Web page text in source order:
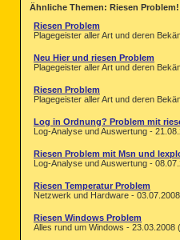
Ähnliche Themen: Riesen
Riesen Problem
Plagegeister aller Art und deren
Neu Hier und riesen Problem
Plagegeister aller Art und deren
Riesen Problem
Plagegeister aller Art und deren
Log in Ordnung? Problem mit
Log-Analyse und Auswertung -
Riesen Problem mit Msn und
Log-Analyse und Auswertung -
Riesen Temperatur Problem
Netzwerk und Hardware -
Riesen Windows Problem
Alles rund um Windows - 23.03.2008